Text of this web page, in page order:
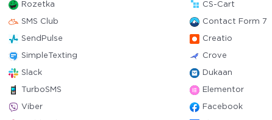
Rozetka
SMS Club
SendPulse
SimpleTexting
Slack
TurboSMS
Viber
CS-Cart
Contact Form 7
Creatio
Crove
Dukaan
Elementor
Facebook